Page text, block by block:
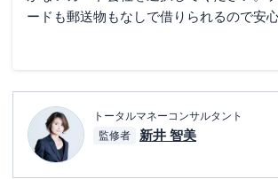
ードも郵送物もなしで借りられるので安心
トータルマネーコンサルタント
監修者
新井 智美